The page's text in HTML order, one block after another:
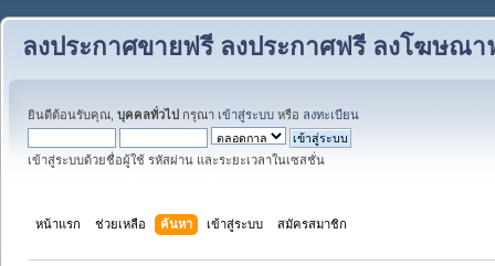
ลงประกาศขายฟรี ลงประกาศฟรี ลงโฆษณ
ยินดีต้อนรับคุณ, บุคคลทั่วไป กรุณา เข้าสู่ระบบ หรือ ลงทะเบียน
เข้าสู่ระบบด้วยชื่อผู้ใช้ รหัสผ่าน และระยะเวลาในเซสชั่น
หน้าแรก ช่วยเหลือ ค้นหา เข้าสู่ระบบ สมัครสมาชิก